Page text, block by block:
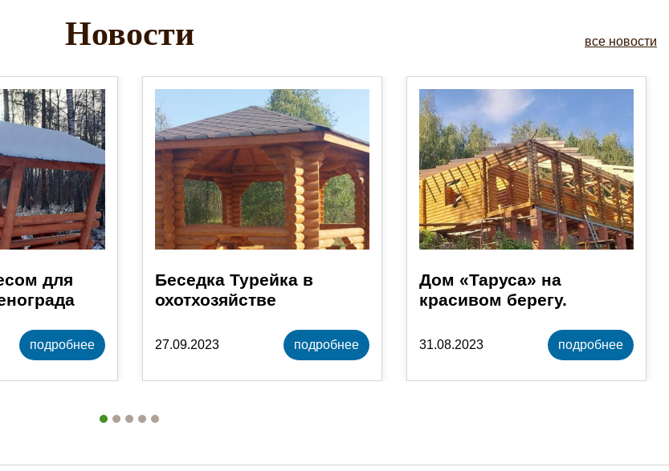
Новости все новости
для
подробнее
Беседка Турейка в
охотхозяйстве
27.09.2023 подробнее
Дом «Таруса» на
красивом берегу.
31.08.2023 подробнее